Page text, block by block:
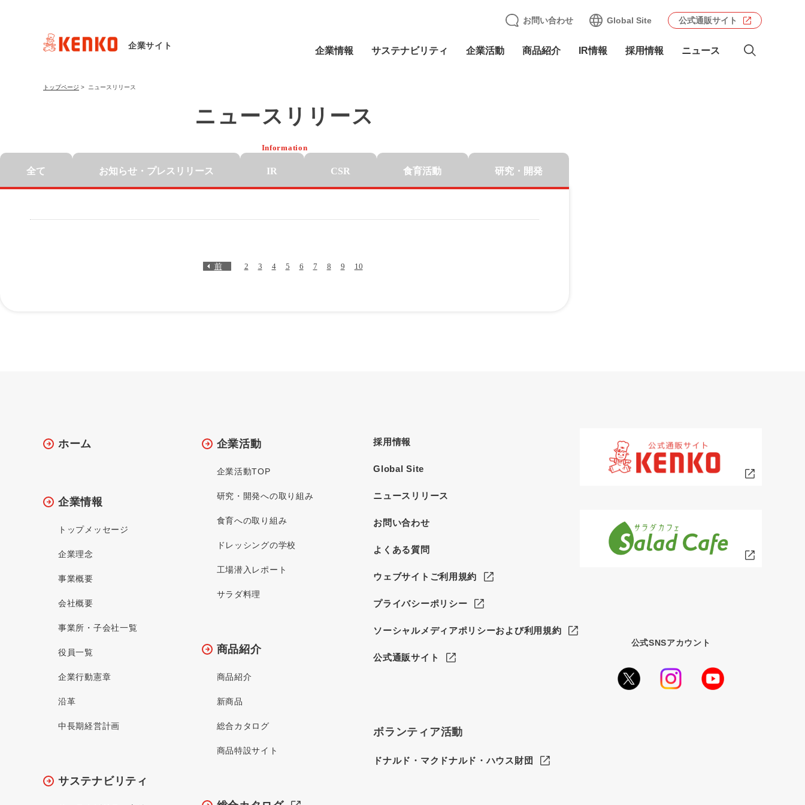
企業サイト 企業情報 サステナビリティ 企業活動 商品紹介 IR情報 採用情報 ニュース
お問い合わせ Global Site 公式通販サイト
トップページ > ニュースリリース
ニュースリリース
Information
全て お知らせ・ プレスリリース IR CSR 食育活動 研究・開発
前 2 3 4 5 6 7 8 9 10
ホーム
企業情報
トップメッセージ
企業理念
事業概要
会社概要
事業所・子会社一覧
役員一覧
企業行動憲章
沿革
中長期経営計画
サステナビリティ
企業活動
企業活動TOP
研究・開発への取り組み
食育への取り組み
ドレッシングの学校
工場潜入レポート
サラダ料理
商品紹介
商品紹介
新商品
総合カタログ
商品特設サイト
採用情報
Global Site
ニュースリリース
お問い合わせ
よくある質問
ウェブサイトご利用規約
プライバシーポリシー
ソーシャルメディアポリシーおよび利用規約
公式通販サイト
ボランティア活動
ドナルド・マクドナルド・ハウス財団
公式SNSアカウント